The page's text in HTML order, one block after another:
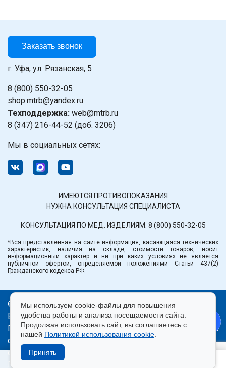
Заказать звонок
г. Уфа, ул. Рязанская, 5
8 (800) 550-32-05
shop.mtrb@yandex.ru
Техподдержка: web@mtrb.ru
8 (347) 216-44-52 (доб. 3206)
Мы в социальных сетях:
ИМЕЮТСЯ ПРОТИВОПОКАЗАНИЯ
НУЖНА КОНСУЛЬТАЦИЯ СПЕЦИАЛИСТА
КОНСУЛЬТАЦИЯ ПО МЕД. ИЗДЕЛИЯМ: 8 (800) 550-32-05
*Вся представленная на сайте информация, касающаяся технических
характеристик, наличия на складе, стоимости товаров, носит
информационный характер и ни при каких условиях не является
публичной офертой, определяемой положениями Статьи 437(2)
Гражданского кодекса РФ.
© ООО «Медтехника» РБ.
Все права защищены 2026.
Политика конфиденциальности| Правила пользования
сайтом
Использование cookie|Согласие на
обработку персональных данных
Продвижение сайта — Лидер Поиска
Мы используем cookie-файлы для повышения
удобства работы и анализа посещаемости сайта.
Продолжая использовать сайт, вы соглашаетесь с
нашей Политикой использования cookie
Принять